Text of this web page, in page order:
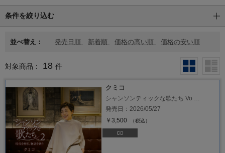
条件を絞り込む
並べ替え： 発売日順 新着順 価格の高い順 価格の安い順
対象商品： 18 件
クミコ
シャンソンティックな歌たち Vo …
発売日：2026/05/27
￥3,500
（税込）